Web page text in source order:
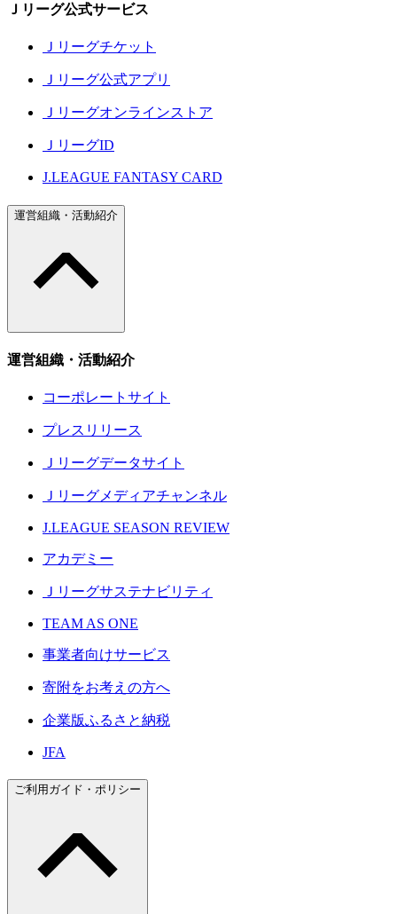
Ｊリーグ公式サービス
Ｊリーグチケット
Ｊリーグ公式アプリ
Ｊリーグオンラインストア
ＪリーグID
J.LEAGUE FANTASY CARD
運営組織・活動紹介
運営組織・活動紹介
コーポレートサイト
プレスリリース
Ｊリーグデータサイト
Ｊリーグメディアチャンネル
J.LEAGUE SEASON REVIEW
アカデミー
Ｊリーグサステナビリティ
TEAM AS ONE
事業者向けサービス
寄附をお考えの方へ
企業版ふるさと納税
JFA
ご利用ガイド・ポリシー